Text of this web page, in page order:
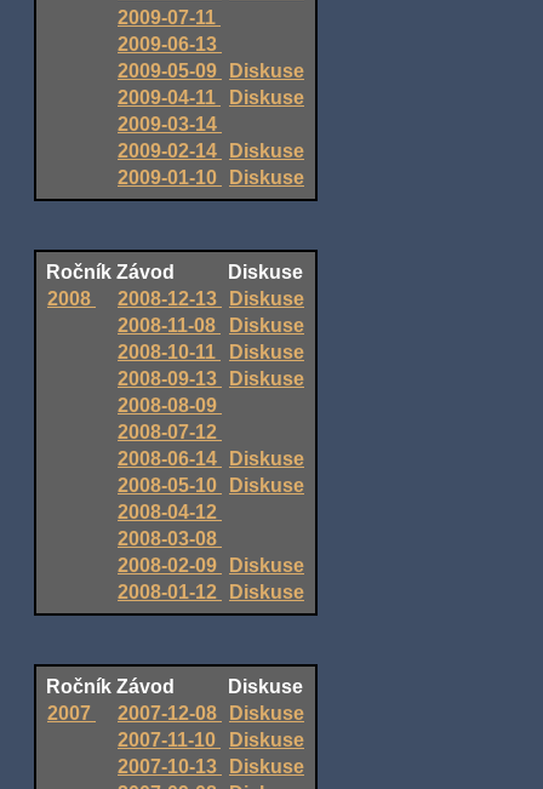
2009-07-11
2009-06-13
2009-05-09
Diskuse
2009-04-11
Diskuse
2009-03-14
2009-02-14
Diskuse
2009-01-10
Diskuse
Ročník Závod
Diskuse
2008
2008-12-13
Diskuse
2008-11-08
Diskuse
2008-10-11
Diskuse
2008-09-13
Diskuse
2008-08-09
2008-07-12
2008-06-14
Diskuse
2008-05-10
Diskuse
2008-04-12
2008-03-08
2008-02-09
Diskuse
2008-01-12
Diskuse
Ročník Závod
Diskuse
2007
2007-12-08
Diskuse
2007-11-10
Diskuse
2007-10-13
Diskuse